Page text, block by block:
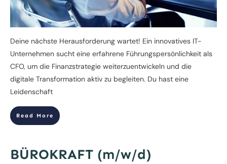
​Deine nächste Herausforderung wartet! ​Ein innovatives IT-
Unternehmen sucht eine erfahrene Führungspersönlichkeit als
CFO, um die Finanzstrategie weiterzuentwickeln und die
digitale Transformation aktiv zu begleiten. Du hast eine
Leidenschaft
Read More
BÜROKRAFT (m/w/d)